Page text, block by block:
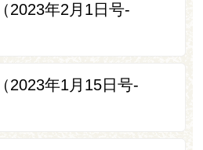
2023年2月1日号-
2023年1月15日号-